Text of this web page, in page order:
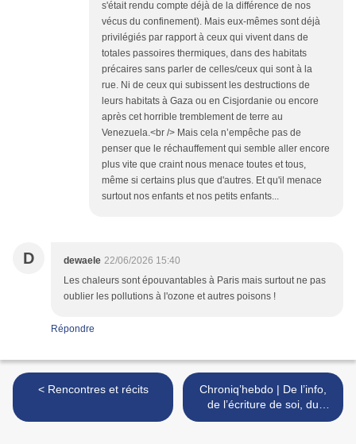
s'était rendu compte déjà de la différence de nos
vécus du confinement). Mais eux-mêmes sont déjà
privilégiés par rapport à ceux qui vivent dans de
totales passoires thermiques, dans des habitats
précaires sans parler de celles/ceux qui sont à la
rue. Ni de ceux qui subissent les destructions de
leurs habitats à Gaza ou en Cisjordanie ou encore
après cet horrible tremblement de terre au
Venezuela.<br /> Mais cela n’empêche pas de
penser que le réchauffement qui semble aller encore
plus vite que craint nous menace toutes et tous,
même si certains plus que d'autres. Et qu'il menace
surtout nos enfants et nos petits enfants...
D dewaele 22/06/2026 15:40
Les chaleurs sont épouvantables à Paris mais surtout ne pas
oublier les pollutions à l'ozone et autres poisons !
Répondre
< Rencontres et récits
Chroniq’hebdo | De l’info,
de l’écriture de soi, du
masculinisme, de Marc